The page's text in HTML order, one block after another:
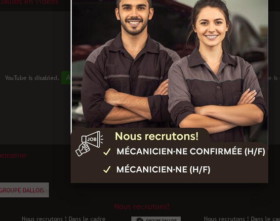
YouTube is disabled. Allow YouTube
DALLOIS
Nous recrutons ! Dans le cadre
Nous recrutons!
Nous recrutons ! Dans le